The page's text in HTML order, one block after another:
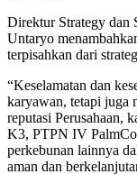
Direktur Strategy dan
Untaryo
terpisahkan dari
“Keselamatan dan
karyawan, tetapi juga
reputasi Perusahaan,
K3, PTPN IV
perkebunan lainnya
aman dan